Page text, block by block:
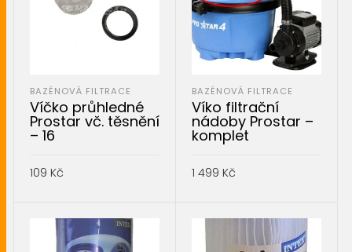
BAZÉNOVÁ FILTRACE
Víčko průhledné
Prostar vč. těsnění
– 16
109 Kč
BAZÉNOVÁ FILTRACE
Víko filtrační
nádoby Prostar –
komplet
1 499 Kč